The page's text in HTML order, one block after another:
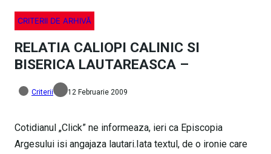
CRITERII DE ARHIVĂ
RELATIA CALIOPI CALINIC SI
BISERICA LAUTAREASCA –
Criterii 12 Februarie 2009
Cotidianul „Click” ne informeaza, ieri ca Episcopia
Argesului isi angajaza lautari.Iata textul, de o ironie care